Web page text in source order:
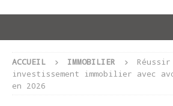
ACCUEIL IMMOBILIER
investissement immobilier avec
en 2026